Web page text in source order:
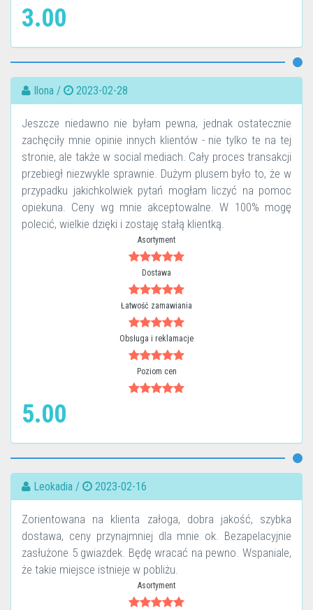
3.00
Ilona / 2023-02-28
Jeszcze niedawno nie byłam pewna, jednak ostatecznie
zachęciły mnie opinie innych klientów - nie tylko te na tej
stronie, ale także w social mediach. Cały proces transakcji
przebiegł niezwykle sprawnie. Dużym plusem było to, że w
przypadku jakichkolwiek pytań mogłam liczyć na pomoc
opiekuna. Ceny wg mnie akceptowalne. W 100% mogę
polecić, wielkie dzięki i zostaję stałą klientką.
Asortyment
Dostawa
Łatwość zamawiania
Obsługa i reklamacje
Poziom cen
5.00
Leokadia / 2023-02-16
Zorientowana na klienta załoga, dobra jakość, szybka
dostawa, ceny przynajmniej dla mnie ok. Bezapelacyjnie
zasłużone 5 gwiazdek. Będę wracać na pewno. Wspaniale,
że takie miejsce istnieje w pobliżu.
Asortyment